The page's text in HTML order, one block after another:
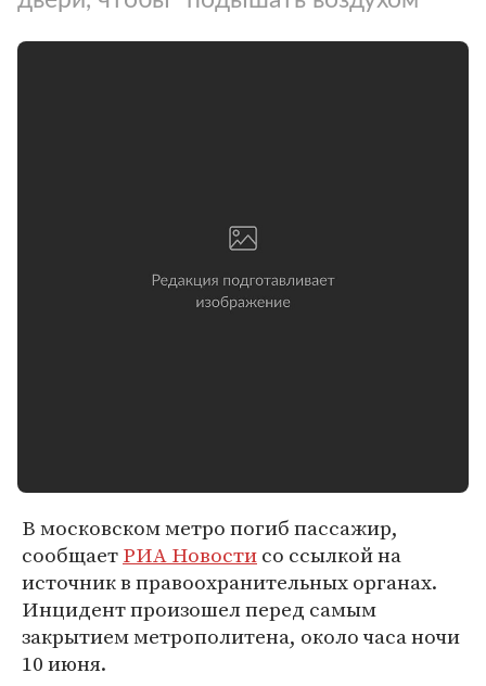
В московском метро погиб пассажир,
сообщаетРИА Новостисо ссылкой на
источник в правоохранительных органах.
Инцидент произошел перед самым
закрытием метрополитена, около часа ночи
10 июня.